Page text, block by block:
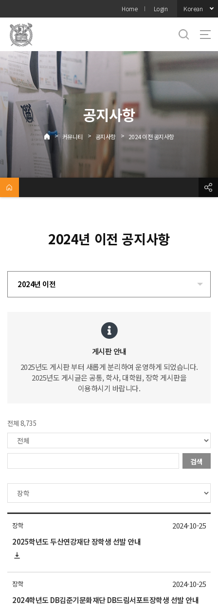
메뉴
Home Login Korean
공지사항
> 커뮤니티 > 공지사항 > 2024 이전 공지사항
2024년 이전 공지사항
2024년 이전
게시판 안내
2025년도 게시판 부터 새롭게 분리하여 운영하게 되었습니다.
2025년도 게시글은 공통, 학사, 대학원, 장학 게시판을
이용하시기 바랍니다.
전체 8,735
검색
장학
2025학년도 두산연강재단 장학생 선발 안내
2024-10-25
장학
2024학년도 DB김준기문화재단 DB드림서포트장학생 선발 안내
2024-10-25